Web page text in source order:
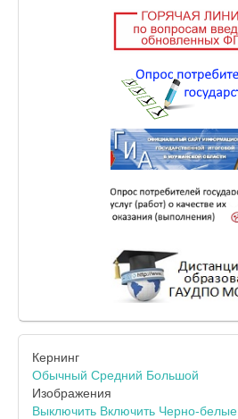
Кернинг
Обычный Средний Большой
Изображения
Выключить Включить Черно-белые